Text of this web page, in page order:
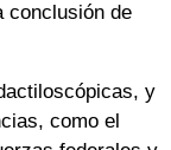
conclusión de
y
como el